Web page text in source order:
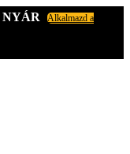
NYÁR
Alkalmazd a